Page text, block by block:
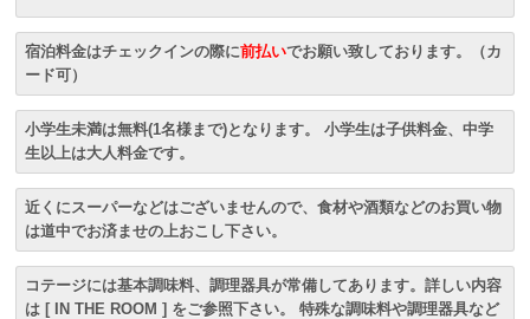
宿泊料金はチェックインの際に前払いでお願い致しております。（カ
ード可）
小学生未満は無料(1名様まで)となります。 小学生は子供料金、中学
生以上は大人料金です。
近くにスーパーなどはございませんので、食材や酒類などのお買い物
は道中でお済ませの上おこし下さい。
コテージには基本調味料、調理器具が常備してあります。詳しい内容
は [ IN THE ROOM ] をご参照下さい。 特殊な調味料や調理器具など